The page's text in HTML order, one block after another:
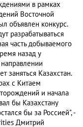
в рамках
Восточной
объявлен конкурс.
разрабатываться
часть добываемого
назад у
заняться Казахстан.
с Китаем
и начала
бы Казахстану
бы за Россией", -
Дмитрий